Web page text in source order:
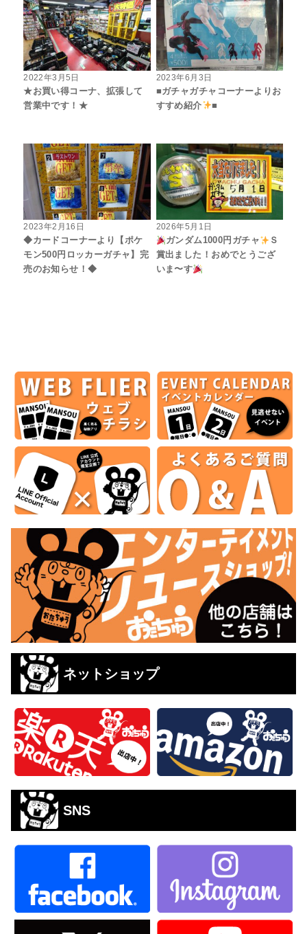
2022年3月5日
★お買い得コーナ、拡張して
営業中です！★
2023年6月3日
■ガチャガチャコーナーよりお
すすめ紹介
■
2023年2月16日
◆カードコーナーより【ポケ
モン500円ロッカーガチャ】完
売のお知らせ！◆
2026年5月1日
ガンダム1000円ガチャ
Ｓ
賞出ました！おめでとうござ
いま〜す
ネットショップ
SNS